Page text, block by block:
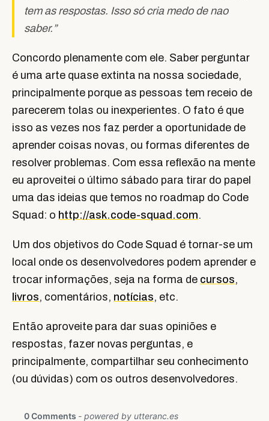
tem as respostas. Isso só cria medo de nao
saber.”
Concordo plenamente com ele. Saber perguntar
é uma arte quase extinta na nossa sociedade,
principalmente porque as pessoas tem receio de
parecerem tolas ou inexperientes. O fato é que
isso as vezes nos faz perder a oportunidade de
aprender coisas novas, ou formas diferentes de
resolver problemas. Com essa reflexão na mente
eu aproveitei o último sábado para tirar do papel
uma das ideias que temos no roadmap do Code
Squad: o http://ask.code-squad.com.
Um dos objetivos do Code Squad é tornar-se um
local onde os desenvolvedores podem aprender e
trocar informações, seja na forma de cursos,
livros, comentários, notícias, etc.
Então aproveite para dar suas opiniões e
respostas, fazer novas perguntas, e
principalmente, compartilhar seu conhecimento
(ou dúvidas) com os outros desenvolvedores.